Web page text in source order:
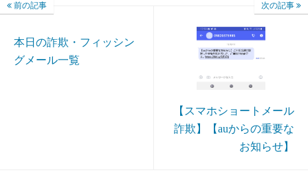
前の記事
本日の詐欺・フィッシン
グメール一覧
次の記事
【スマホショートメール
詐欺】【auからの重要な
お知らせ】